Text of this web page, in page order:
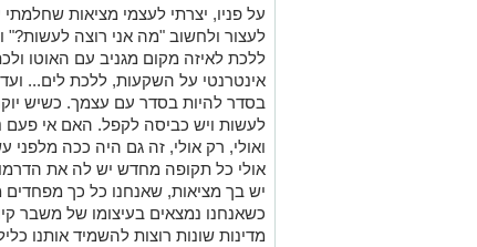
על פניו, יצרתי לעצמי מציאות
לעצור ולחשוב "מה אני רוצה לעשות?" ו
ללכת לאיזה מקום מגניב עם האוטו
אינטרנטי על השקעות, ללכת לים...
בסדר להיות בסדר עם עצמך. כשיש
לעשות ויש כביסה לקפל. האם אי פעם
ואולי, רק אולי, זה גם היה ככה מלפני
אולי כל תקופה מחדש יש לה את
יש בך מציאות, שאנחנו כל כך
כשאנחנו נמצאים בעיצומו של משבר
מדינות שונות רוצות להשמיד אותנו כ